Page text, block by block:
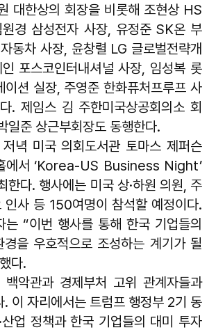
대한상의 회장을 비롯해 조현상 HS
경 삼성전자 사장, 유정준 SK온 부
동차 사장, 윤창렬 LG 글로벌전략개
포스코인터내셔널 사장, 임성복 롯
이션 실장, 주영준 한화퓨처프루프 사
. 제임스 김 주한미국상공회의소 회
일준 상근부회장도 동행한다.
녁 미국 의회도서관 토마스 제퍼슨
에서 ‘Korea-US Business Night’
한다. 행사에는 미국 상·하원 의원, 주
인사 등 150여명이 참석할 예정이다.
는 “이번 행사를 통해 한국 기업들의
을 우호적으로 조성하는 계기가 될
다.
악관과 경제부처 고위 관계자들과
. 이 자리에서는 트럼프 행정부 2기 동
산업 정책과 한국 기업들의 대미 투자